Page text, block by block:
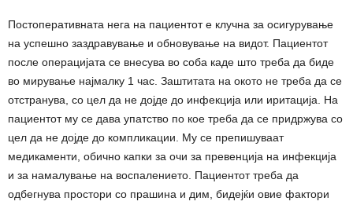
Постоперативната нега на пациентот е клучна за осигурување
на успешно заздравување и обновување на видот. Пациентот
после операцијата се внесува во соба каде што треба да биде
во мирување најмалку 1 час. Заштитата на окото не треба да се
отстранува, со цел да не дојде до инфекција или иритација. На
пациентот му се дава упатство по кое треба да се придржува со
цел да не дојде до компликации. Му се препишуваат
медикаменти, обично капки за очи за превенција на инфекција
и за намалување на воспалението. Пациентот треба да
одбегнува простори со прашина и дим, бидејќи овие фактори